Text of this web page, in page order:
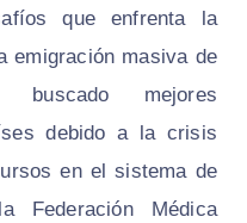
que enfrenta la
emigración masiva de
buscado mejores
debido a la crisis
en el sistema de
Federación Médica